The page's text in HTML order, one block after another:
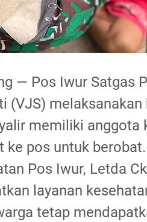
— Pos Iwur Satgas
(VJS) melaksanakan
memiliki anggota
pos untuk
Pos Iwur, Letda
layanan
tetap